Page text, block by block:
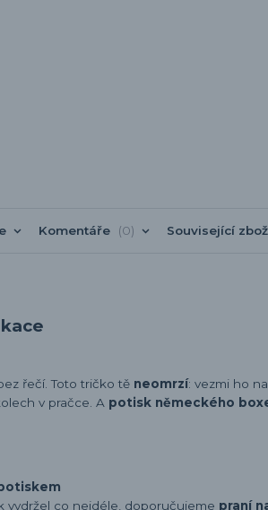
Komentáře 0 Související
řečí. Toto tričko tě neomrzí: vezmi ho
v pračce. A potisk německého
vydržel co nejdéle, doporučujeme praní